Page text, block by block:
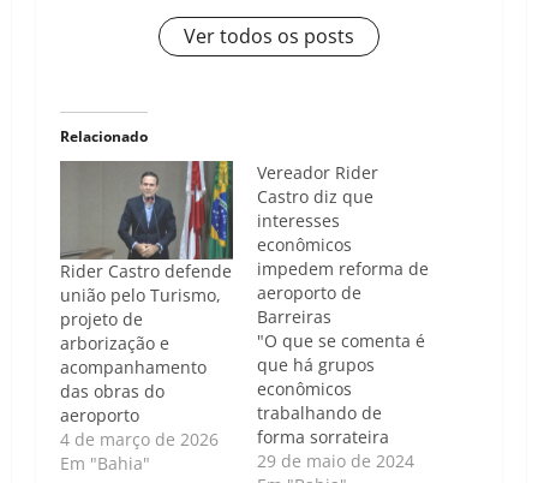
Ver todos os posts
Relacionado
Rider Castro defende
união pelo Turismo,
projeto de
arborização e
acompanhamento
das obras do
aeroporto
4 de março de 2026
Em "Bahia"
Vereador Rider
Castro diz que
interesses
econômicos
impedem reforma de
aeroporto de
Barreiras
"O que se comenta é
que há grupos
econômicos
trabalhando de
forma sorrateira
contra Barreiras e o
29 de maio de 2024